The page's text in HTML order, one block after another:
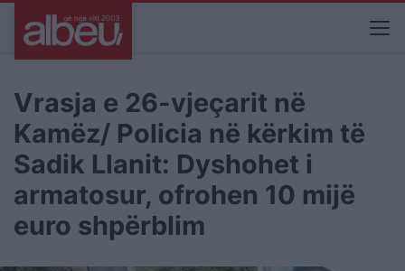
Vrasja e 26-vjeçarit në
Kamëz/ Policia në kërkim të
Sadik Llanit: Dyshohet i
armatosur, ofrohen 10 mijë
euro shpërblim